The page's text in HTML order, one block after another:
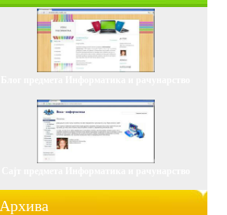
Архива